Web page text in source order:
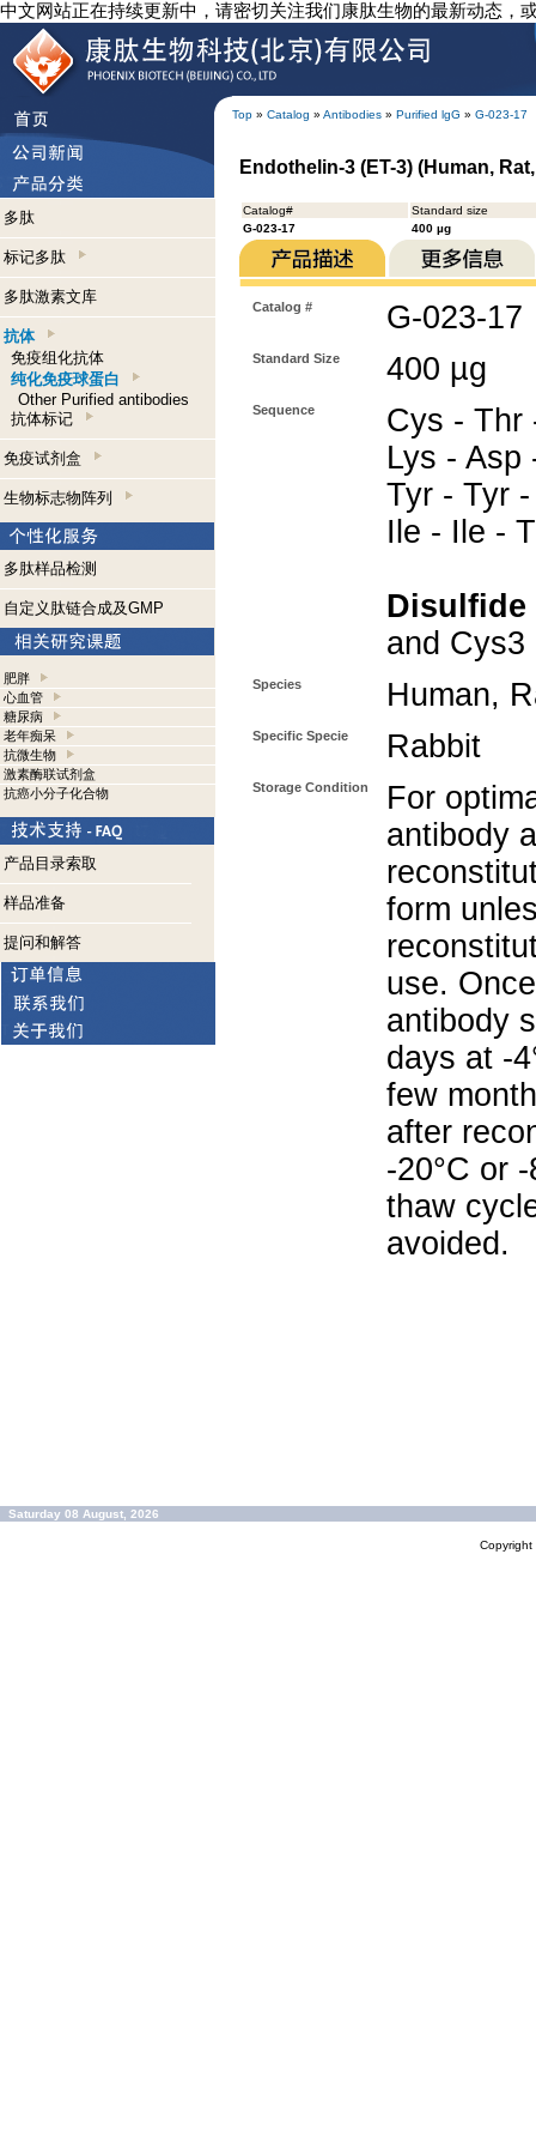
中文网站正在持续更新中，请密切关注我们康肽生物的最新动态，
Top » Catalog » Antibodies » Purified lgG » G-023-17
多肽
标记多肽
多肽激素文库
抗体
免疫组化抗体
纯化免疫球蛋白
Other Purified antibodies
抗体标记
免疫试剂盒
生物标志物阵列
多肽样品检测
自定义肽链合成及GMP
肥胖
心血管
糖尿病
老年痴呆
抗微生物
激素酶联试剂盒
抗癌小分子化合物
产品目录索取
样品准备
提问和解答
Endothelin-3 (ET-3) (Human,
Catalog#
Standard size
G-023-17
400 µg
Catalog # G-023-17
Standard Size 400 µg
Sequence
Cys - Thr
Lys - Asp
Tyr - Tyr
Ile - Ile -
and Cys3
Species Human,
Specific Specie Rabbit
Storage Condition
For
antibody
form
use.
antibody
days at -
few
after
-20°C or
thaw
avoided.
Saturday 08 August, 2026